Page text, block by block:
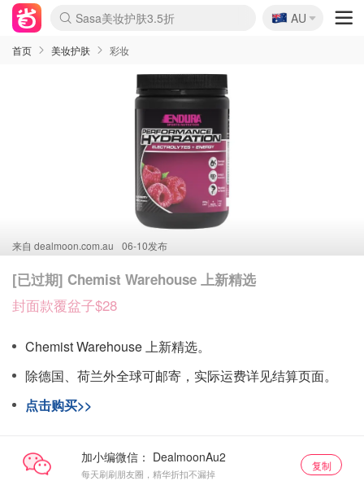
lululemon折扣上新
Sasa美妆护肤3.5折
SSENSE年中3折
FreshBeauty好价汇总
Cettire降价+叠9折
Farfetch折上8折
WWS Coles超市实拍
viagogo二手票捡漏
Myer清仓1折起
The Outnet奢牌1折起
David Jones 3折起
Flannels大牌1折
Perfumes Club护肤1折
AMIRO返校季6.2折
Oweek抽奖送Airpods
Amazon折扣汇总
eToro入金$200送$50
Amazon数码好物
ICONIC本周7.5折
ThedoubleF高奢地板价
Moose Knuckles 6折
丝芙兰5折起
EUFY官网3.7折起
Selenichast首饰2折
Trip机票酒店促销
YSL送5件彩妆礼
Amazon家居好物
BIGBANG巡演开票
David Jones时尚3折
Amazon美妆护肤
雅漾大喷$8
过敏原检测盒$33
伊索独家赠50ml沐浴露
科颜氏清仓3折
SEALIFE海洋馆门票6折
丝塔芙大白罐$16
订阅Newsletter送香薰
Cult Beauty 6.8折
Harrods圣诞日历2.3折
LN-CC奢牌私促3折
d'Alba空姐喷雾$16
EVE LOM套装逆天2折
Bernardelli独家4折
Adore Beauty 6折起
CT圣诞日历
Mytheresa奢品2.7折
Luxury Escapes 9折
Currentbody美容仪9折
卡诗9折+赠4件礼
MOON Garden Live
ALLSAINTS美衣3折
Roborock扫地机3.7折
Tingo Life水杯$24
Valentino官网5折
CR洗发护发6.3折
🇦🇺
AU
首页 美妆护肤 彩妆
来自 dealmoon.com.au 06-10发布
[已过期] Chemist Warehouse 上新精选
封面款覆盆子$28
Chemist Warehouse 上新精选。
除德国、荷兰外全球可邮寄，实际运费详见结算页面。
点击购买>>
加小编微信：
每天刷刷朋友圈，精华折扣不漏掉
复制